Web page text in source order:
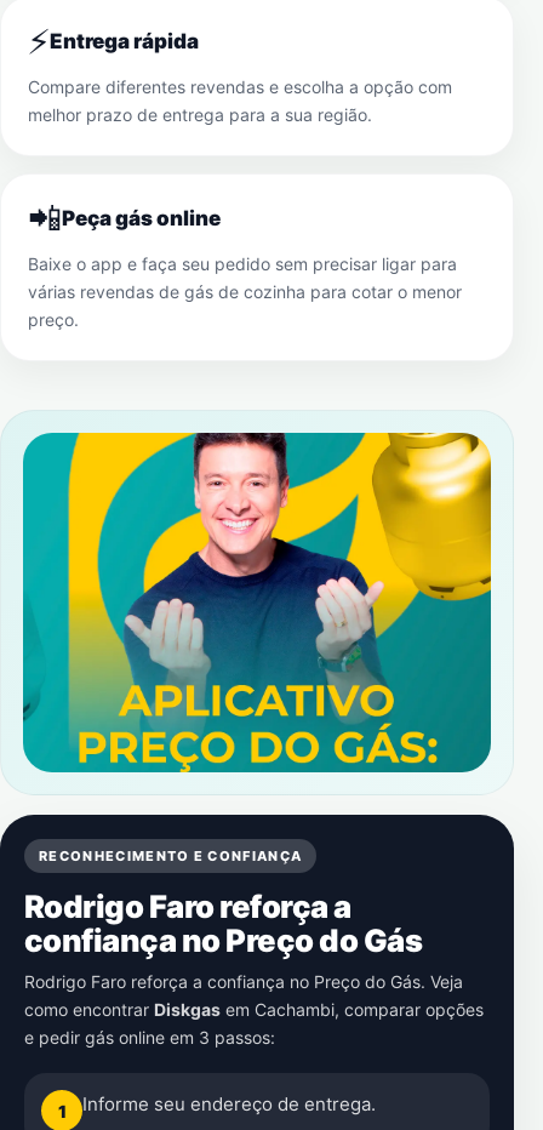
⚡Entrega rápida
Compare diferentes revendas e escolha a opção com
melhor prazo de entrega para a sua região.
📲Peça gás online
Baixe o app e faça seu pedido sem precisar ligar para
várias revendas de gás de cozinha para cotar o menor
preço.
RECONHECIMENTO E CONFIANÇA
Rodrigo Faro reforça a
confiança no Preço do Gás
Rodrigo Faro reforça a confiança no Preço do Gás. Veja
como encontrar Diskgas em Cachambi, comparar opções
e pedir gás online em 3 passos:
1 Informe seu endereço de entrega.